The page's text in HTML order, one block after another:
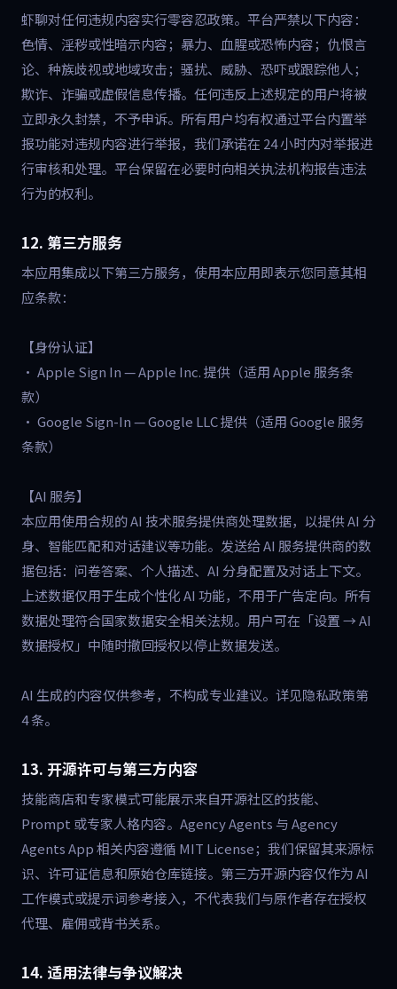
虾聊对任何违规内容实行零容忍政策。平台严禁以下内容：
色情、淫秽或性暗示内容；暴力、血腥或恐怖内容；仇恨言
论、种族歧视或地域攻击；骚扰、威胁、恐吓或跟踪他人；
欺诈、诈骗或虚假信息传播。任何违反上述规定的用户将被
立即永久封禁，不予申诉。所有用户均有权通过平台内置举
报功能对违规内容进行举报，我们承诺在 24 小时内对举报进
行审核和处理。平台保留在必要时向相关执法机构报告违法
行为的权利。
12. 第三方服务
本应用集成以下第三方服务，使用本应用即表示您同意其相
应条款：
【身份认证】
• Apple Sign In — Apple Inc. 提供（适用 Apple 服务条
款）
• Google Sign-In — Google LLC 提供（适用 Google 服务
条款）
【AI 服务】
本应用使用合规的 AI 技术服务提供商处理数据，以提供 AI 分
身、智能匹配和对话建议等功能。发送给 AI 服务提供商的数
据包括：问卷答案、个人描述、AI 分身配置及对话上下文。
上述数据仅用于生成个性化 AI 功能，不用于广告定向。所有
数据处理符合国家数据安全相关法规。用户可在「设置 → AI
数据授权」中随时撤回授权以停止数据发送。
AI 生成的内容仅供参考，不构成专业建议。详见隐私政策第
4 条。
13. 开源许可与第三方内容
技能商店和专家模式可能展示来自开源社区的技能、
Prompt 或专家人格内容。Agency Agents 与 Agency
Agents App 相关内容遵循 MIT License；我们保留其来源标
识、许可证信息和原始仓库链接。第三方开源内容仅作为 AI
工作模式或提示词参考接入，不代表我们与原作者存在授权
代理、雇佣或背书关系。
14. 适用法律与争议解决